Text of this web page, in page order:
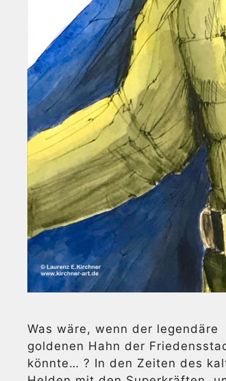
Was wäre, wenn der legendäre
goldenen Hahn der
könnte… ? In den Zeiten des